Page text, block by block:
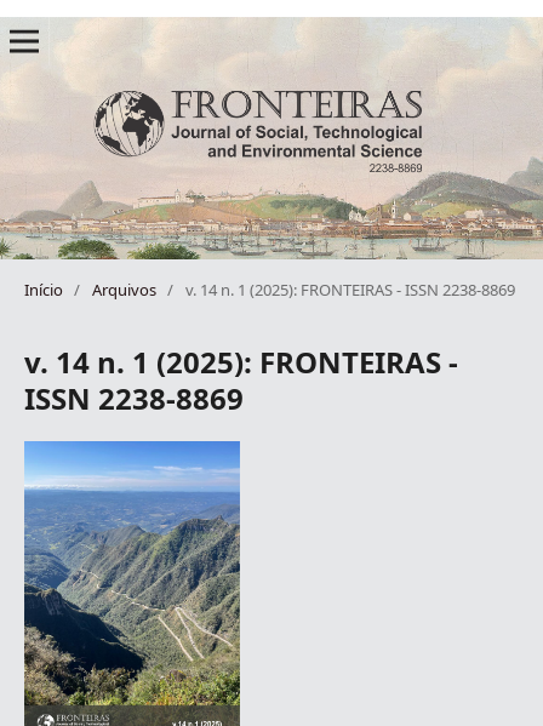
Início / Arquivos / v. 14 n. 1 (2025): FRONTEIRAS - ISSN 2238-8869
v. 14 n. 1 (2025): FRONTEIRAS -
ISSN 2238-8869